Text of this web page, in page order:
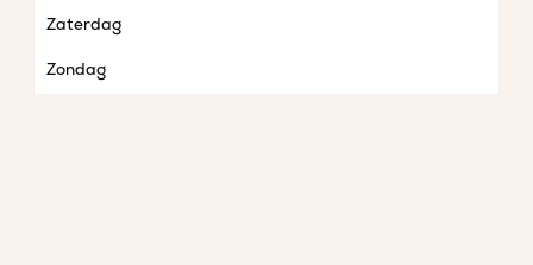
Zaterdag
Zondag